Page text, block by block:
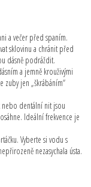
a večer před spaním.
sklovinu a chránit před
dásně podráždit.
a jemně krouživými
zuby jen „škrábáním“
dentální nit jsou
Ideální frekvence je
Vyberte si vodu s
nezasychala ústa.